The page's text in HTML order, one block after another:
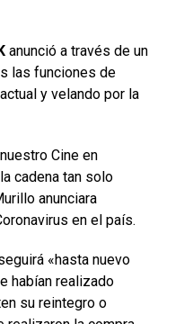
anunció a través de un
las funciones de
y velando por la
Cine en
cadena tan solo
anunciara
en el país.
«hasta nuevo
habían realizado
su reintegro o